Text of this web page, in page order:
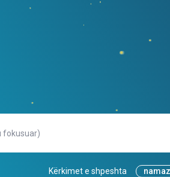
Kërkimet e shpeshta